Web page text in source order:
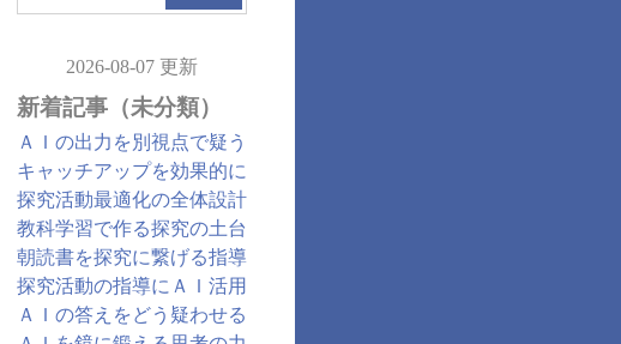
2026-08-07 更新
新着記事（未分類）
ＡＩの出力を別視点で疑う
キャッチアップを効果的に
探究活動最適化の全体設計
教科学習で作る探究の土台
朝読書を探究に繋げる指導
探究活動の指導にＡＩ活用
ＡＩの答えをどう疑わせる